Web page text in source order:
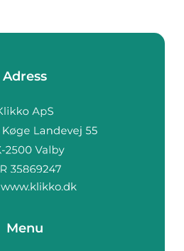
Adress
www.klikko.dk
Menu